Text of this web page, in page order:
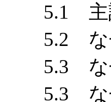
5.1 主語
5.2 なぜ
5.3 なぜ
5.3 なぜ